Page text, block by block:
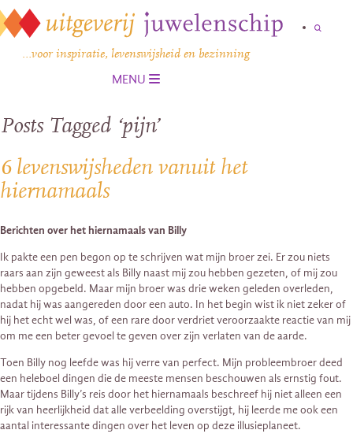
…voor inspiratie, levenswijsheid en bezinning
MENU
Posts Tagged ‘pijn’
6 levenswijsheden vanuit het
hiernamaals
Berichten over het hiernamaals van Billy
Ik pakte een pen begon op te schrijven wat mijn broer zei. Er zou niets
raars aan zijn geweest als Billy naast mij zou hebben gezeten, of mij zou
hebben opgebeld. Maar mijn broer was drie weken geleden overleden,
nadat hij was aangereden door een auto. In het begin wist ik niet zeker of
hij het echt wel was, of een rare door verdriet veroorzaakte reactie van mij
om me een beter gevoel te geven over zijn verlaten van de aarde.
Toen Billy nog leefde was hij verre van perfect. Mijn probleembroer deed
een heleboel dingen die de meeste mensen beschouwen als ernstig fout.
Maar tijdens Billy’s reis door het hiernamaals beschreef hij niet alleen een
rijk van heerlijkheid dat alle verbeelding overstijgt, hij leerde me ook een
aantal interessante dingen over het leven op deze illusieplaneet.